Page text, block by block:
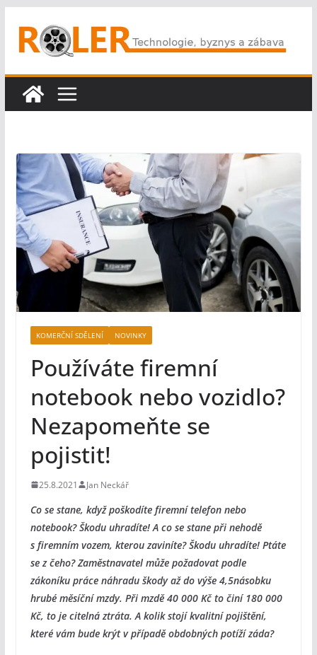
obsah
KOMERČNÍ SDĚLENÍ NOVINKY
Používáte firemní
notebook nebo vozidlo?
Nezapomeňte se
pojistit!
25.8.2021 Jan Neckář
Co se stane, když poškodíte firemní telefon nebo
notebook? Škodu uhradíte! A co se stane při nehodě
s firemním vozem, kterou zaviníte? Škodu uhradíte! Ptáte
se z čeho? Zaměstnavatel může požadovat podle
zákoníku práce náhradu škody až do výše 4,5násobku
hrubé měsíční mzdy. Při mzdě 40 000 Kč to činí 180 000
Kč, to je citelná ztráta. A kolik stojí kvalitní pojištění,
které vám bude krýt v případě obdobných potíží záda?